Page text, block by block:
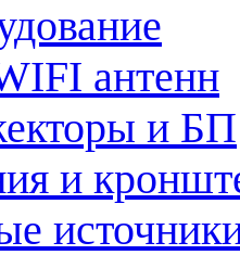
антенн
и БП
и